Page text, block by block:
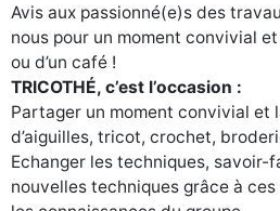
Avis aux passionné(e)s des
nous pour un moment convivial
ou d’un café !
TRICOTHÉ, c’est l’occasion :
Partager un moment convivial et l
d’aiguilles, tricot, crochet,
Echanger les techniques, savoir-
nouvelles techniques grâce à